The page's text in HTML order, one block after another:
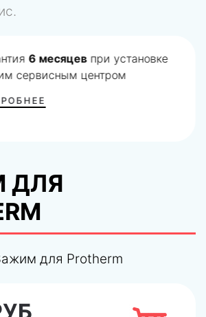
6 месяцевпри установке
сервисным центром
ДЛЯ